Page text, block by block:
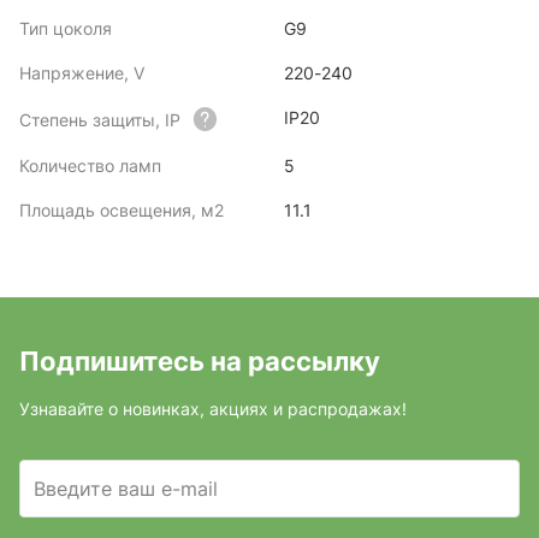
Тип цоколя G9
Напряжение, V 220-240
Степень защиты, IP IP20
Количество ламп 5
Площадь освещения, м2 11.1
Подпишитесь на рассылку
Узнавайте о новинках, акциях и распродажах!
Введите ваш e-mail